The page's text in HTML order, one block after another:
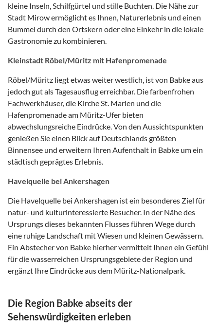
kleine Inseln, Schilfgürtel und stille Buchten. Die Nähe zur
Stadt Mirow ermöglicht es Ihnen, Naturerlebnis und einen
Bummel durch den Ortskern oder eine Einkehr in die lokale
Gastronomie zu kombinieren.
Kleinstadt Röbel/Müritz mit Hafenpromenade
Röbel/Müritz liegt etwas weiter westlich, ist von Babke aus
jedoch gut als Tagesausflug erreichbar. Die farbenfrohen
Fachwerkhäuser, die Kirche St. Marien und die
Hafenpromenade am Müritz-Ufer bieten
abwechslungsreiche Eindrücke. Von den Aussichtspunkten
genießen Sie einen Blick auf Deutschlands größten
Binnensee und erweitern Ihren Aufenthalt in Babke um ein
städtisch geprägtes Erlebnis.
Havelquelle bei Ankershagen
Die Havelquelle bei Ankershagen ist ein besonderes Ziel für
natur- und kulturinteressierte Besucher. In der Nähe des
Ursprungs dieses bekannten Flusses führen Wege durch
eine ruhige Landschaft mit Wiesen und kleinen Gewässern.
Ein Abstecher von Babke hierher vermittelt Ihnen ein Gefühl
für die wasserreichen Ursprungsgebiete der Region und
ergänzt Ihre Eindrücke aus dem Müritz-Nationalpark.
Die Region Babke abseits der
Sehenswürdigkeiten erleben